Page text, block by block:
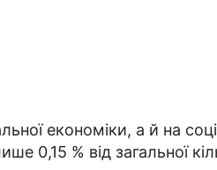
економіки, а й на
0,15 % від загальної